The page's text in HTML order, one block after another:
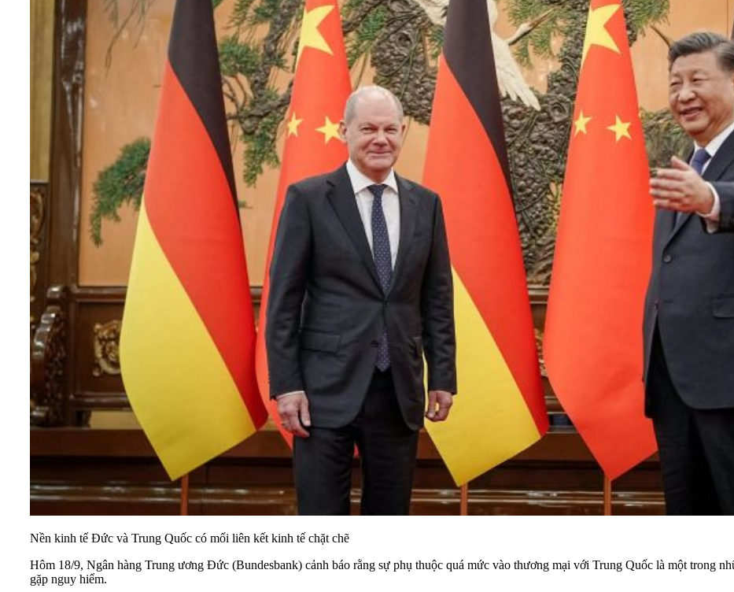
Nền kinh tế Đức và Trung Quốc có mối liên kết kinh tế chặt chẽ
Hôm 18/9, Ngân hàng Trung ương Đức (Bundesbank) cảnh báo rằng sự phụ thuộc quá mức vào thương mại với Trung Quốc là một trong
gặp nguy hiểm.